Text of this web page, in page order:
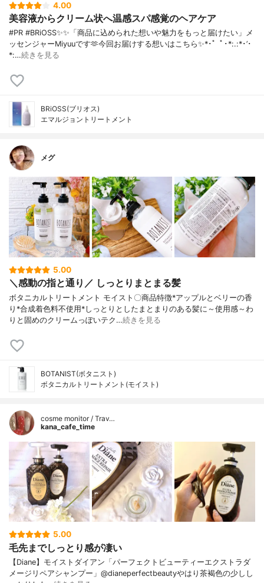
4.00
美容液からクリーム状へ温感スパ感覚のヘアケア
#PR #BRiOSS✨✨「商品に込められた想いや魅力をもっと届けたい」メ
ッセンジャーMiyuuです🫶今回お届けする想いはこちら✨*･゜ﾟ･*:.:*･’･
*:…続きを見る
BRiOSS(ブリオス)
エマルジョントリートメント
メグ
5.00
＼感動の指と通り／ しっとりまとまる髪
ボタニカルトリートメント モイスト〇商品特徴*アップルとベリーの香
り*合成着色料不使用*しっとりとしたまとまりのある髪に～使用感～わ
りと固めのクリームっぽいテク…続きを見る
BOTANIST(ボタニスト)
ボタニカルトリートメント(モイスト)
cosme monitor / Trav…
kana_cafe_time
5.00
毛先までしっとり感が凄い
【Diane】モイストダイアン「パーフェクトビューティーエクストラダ
メージリペアシャンプー」@dianeperfectbeautyやはり茶褐色の少しし